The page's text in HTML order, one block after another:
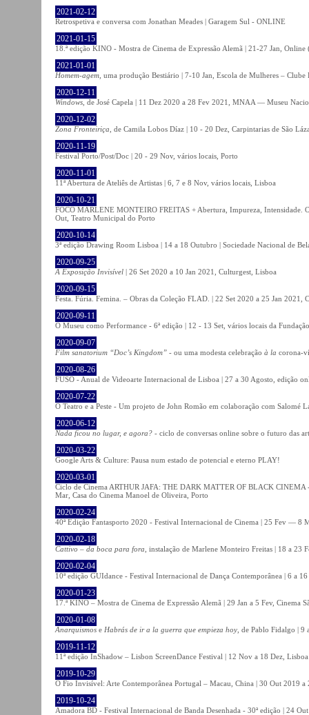
2021-02-12
Retrospetiva e conversa com Jonathan Meades | Garagem Sul - ONLINE
2021-01-15
18.ª edição KINO - Mostra de Cinema de Expressão Alemã | 21-27 Jan,
2021-01-01
Homem-agem , uma produção Bestiário | 7-10 Jan, Escola de Mulheres – Clube
2020-12-11
Windows , de José Capela | 11 Dez 2020 a 28 Fev 2021, MNAA — Museu
2020-12-02
Zona Fronteiriça , de Camila Lobos Díaz | 10 - 20 Dez, Carpintarias de São
2020-11-19
Festival Porto/Post/Doc | 20 - 29 Nov, vários locais, Porto
2020-11-01
11ª Abertura de Ateliês de Artistas | 6, 7 e 8 Nov, vários locais, Lisboa
2020-10-21
FOCO MARLENE MONTEIRO FREITAS + Abertura, Impureza, Intensidade.
Out, Teatro Municipal do Porto
2020-10-14
3ª edição Drawing Room Lisboa | 14 a 18 Outubro | Sociedade Nacional de
2020-09-25
A Exposição Invisível | 26 Set 2020 a 10 Jan 2021, Culturgest, Lisboa
2020-09-15
Festa. Fúria. Femina. – Obras da Coleção FLAD. | 22 Set 2020 a 25 Jan
2020-09-11
O Museu como Performance - 6ª edição | 12 - 13 Set, vários locais da
2020-09-07
Film sanatorium “Doc’s Kingdom” - ou uma modesta celebração à la corona-
2020-08-26
FUSO - Anual de Videoarte Internacional de Lisboa | 27 a 30 Agosto, edição
2020-07-22
O Teatro e a Peste - Um projeto de John Romão em colaboração com Salomé
2020-06-12
Nada ficou no lugar, e agora? - ciclo de conversas online sobre o futuro das
2020-03-22
Google Arts & Culture: Pausa num estado de potencial e eterno PLAY!
2020-03-01
Ciclo de Cinema ARTHUR JAFA: THE DARK MATTER OF BLACK
Mar, Casa do Cinema Manoel de Oliveira, Porto
2020-02-24
40ª Edição Fantasporto 2020 - Festival Internacional de Cinema | 25 Fev — 8
2020-02-18
Cattivo – da boca para fora , instalação de Marlene Monteiro Freitas | 18 a
2020-02-04
10ª edição GUIdance - Festival Internacional de Dança Contemporânea | 6 a
2020-01-23
17.ª KINO – Mostra de Cinema de Expressão Alemã | 29 Jan a 5 Fev, Cinema
2020-01-08
Anarquismos e Habrás de ir a la guerra que empieza hoy , de Pablo Fidalgo |
2019-11-12
11ª edição InShadow – Lisbon ScreenDance Festival | 12 Nov a 18 Dez, Lisboa
2019-10-29
O Fio Invisível: Arte Contemporânea Portugal – Macau, China | 30 Out 2019
2019-10-24
Amadora BD - Festival Internacional de Banda Desenhada - 30ª edição | 24